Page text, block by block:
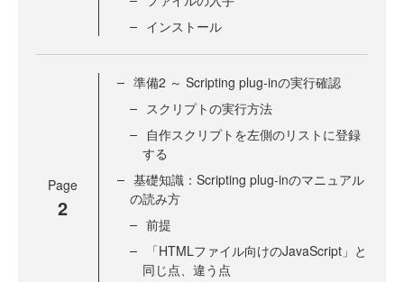
インストール
Page
2
準備2 ～ Scripting plug-inの実行確認
スクリプトの実行方法
自作スクリプトを左側のリストに登録
する
基礎知識：Scripting plug-inのマニュアル
の読み方
前提
「HTMLファイル向けのJavaScript」と
同じ点、違う点